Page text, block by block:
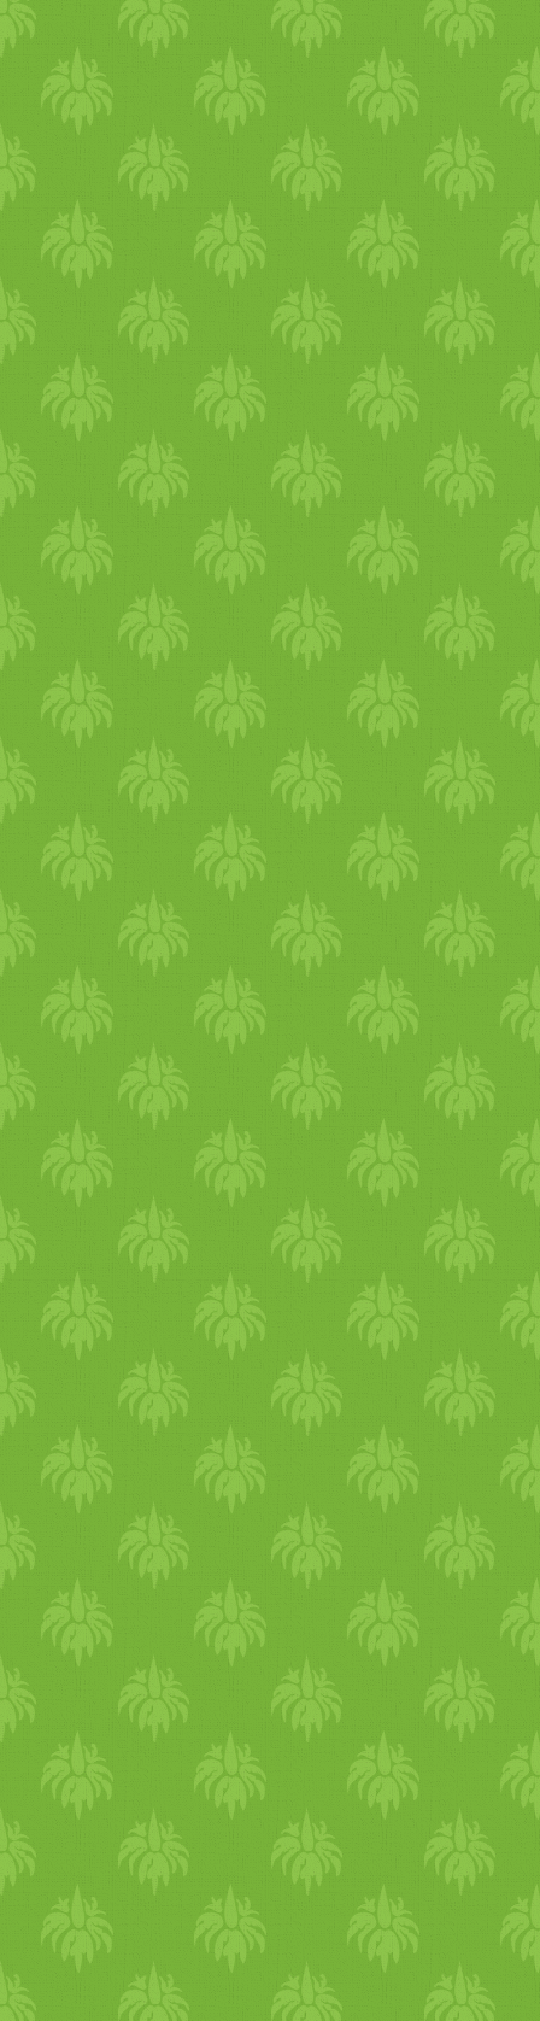
ragaszd össze kettesével. Jó
étvágyat! Elkészítési idő: 30
perc (tényleg!) Ez egy vegán
recept volt. :) Hasonló
recepteket ITT találsz még.
Ha itt feliratkozol, a
legújabbakat mindig frissen
kapod majd a postaládádba.
Ajándékozz karácsonyra
főzőtanfolyamot! Az akció
részleteiért KATT IDE Nézd
meg a legújabb Kertkonyha
főzőtanfolyamokat! Vegán
Szaloncukor-készítő Kezdő
Vegán Vegán MUST HAVE
a kötelező alapcsomag
Növényi Tejek és
Tejtermékek I Növényi
Tejtermékek II A
Superfood